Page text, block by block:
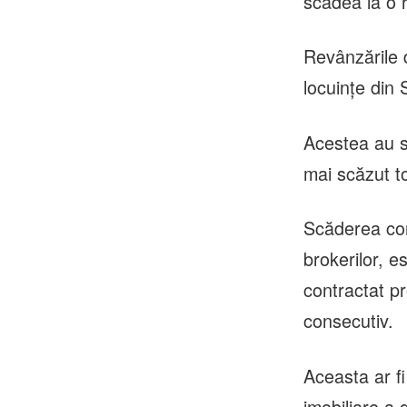
locuinţe din
Acestea au
mai scăzut
Scăderea
brokerilor,
contractat
consecutiv.
Aceasta ar